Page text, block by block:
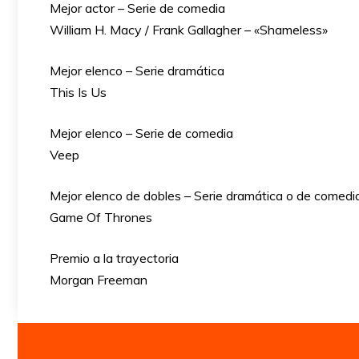
Mejor actor – Serie de comedia
William H. Macy / Frank Gallagher – «Shameless»
Mejor elenco – Serie dramática
This Is Us
Mejor elenco – Serie de comedia
Veep
Mejor elenco de dobles – Serie dramática o de
Game Of Thrones
Premio a la trayectoria
Morgan Freeman